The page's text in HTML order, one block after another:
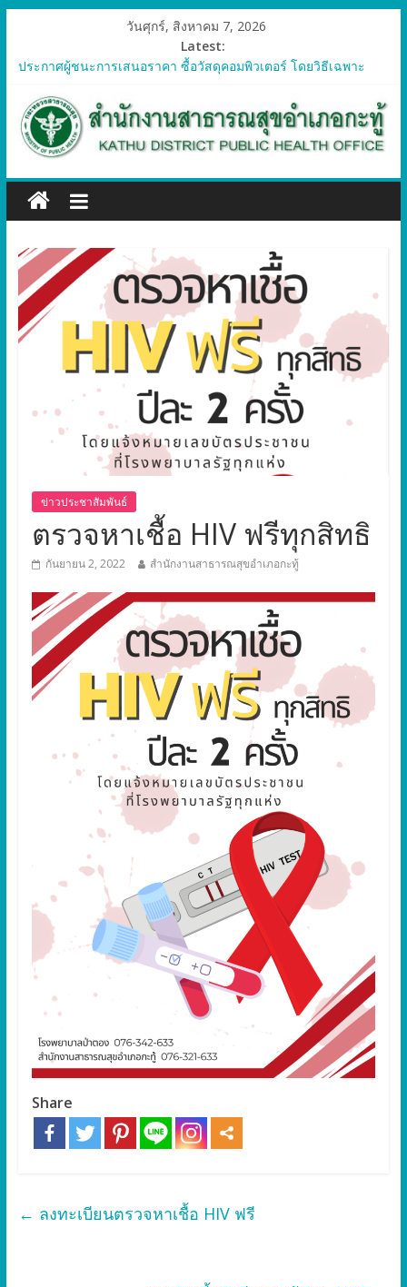
วันศุกร์, สิงหาคม 7, 2026
Latest:
ประกาศผู้ชนะการเสนอราคา ซื้อวัสดุคอมพิวเตอร์ โดยวิธีเฉพาะ
ประกาศผู้ชนะการเสนอราคา จัดซื้อวัสดุทางการแพทย์สำหรับ
โครงการป้องกันควบคุมโรคติดต่อและภัยสุขภาพในแรงงานต่างด้าว
อำเภอกะทู้ ปี 2569
เจาะจง
ประกาศผู้ชนะการเสนอรา ซื้อวัสดุงานบ้านงานครัว โดยวิธีเฉพาะ
เจาะจง
ประกาศผู้ชนะการเสนอราคา ซื้อวัสดุสำนักงาน โดยวิธีเฉพาะ
เจาะจง
ข่าวประชาสัมพันธ์
ตรวจหาเชื้อ HIV ฟรีทุกสิทธิ
กันยายน 2, 2022 สำนักงานสาธารณสุขอำเภอกะทู้
Share
← ลงทะเบียนตรวจหาเชื้อ HIV ฟรี